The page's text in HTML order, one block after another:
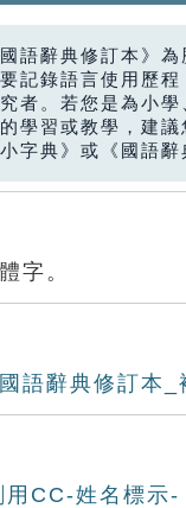
國語辭典修訂本》
記錄語言使用歷程
者。若您是為小學
的學習或教學，建議
小字典》或《國語辭
字。
語辭典修訂本_
用CC-姓名標示-